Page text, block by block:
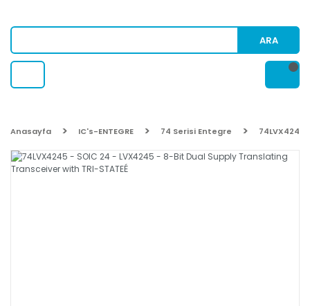
ARA
Anasayfa IC's-ENTEGRE 74 Serisi Entegre 74LVX4245